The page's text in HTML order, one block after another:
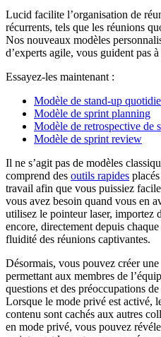
Lucid facilite l’organisation de
récurrents, tels que les réunions
Nos nouveaux modèles
d’experts agile, vous guident pas
Essayez-les maintenant :
Modèle de stand-up
Modèle de sprint planning
Modèle de retrospective de
Modèle de sprint review
Il ne s’agit pas de modèles
comprend des outils rapides
travail afin que vous puissiez
vous avez besoin quand vous en
utilisez le pointeur laser, importez
encore, directement depuis
fluidité des réunions captivantes.
Désormais, vous pouvez créer
permettant aux membres de
questions et des préoccupations
Lorsque le mode privé est activé,
contenu sont cachés aux autres
en mode privé, vous pouvez